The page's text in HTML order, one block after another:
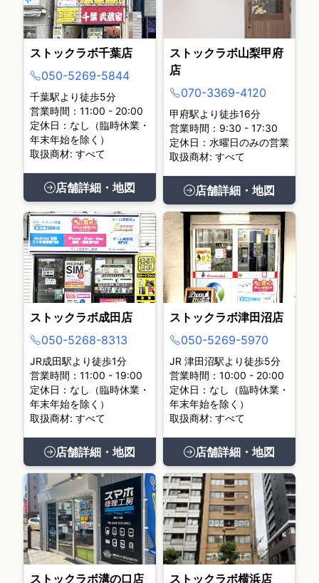
ストックラボ千葉店
050-5269-5844
千葉駅より徒歩5分
営業時間：11:00 - 20:00
定休日：なし（臨時休業・
年末年始を除く）
取扱商材: すべて
店舗詳細・地図
ストックラボ山梨甲府
店
070-3369-4120
甲府駅より徒歩16分
営業時間：9:30 - 17:30
定休日：水曜日のみの営業
取扱商材: すべて
店舗詳細・地図
ストックラボ成田店
050-5268-8313
JR成田駅より徒歩1分
営業時間：11:00 - 19:00
定休日：なし（臨時休業・
年末年始を除く）
取扱商材: すべて
店舗詳細・地図
ストックラボ津田沼店
050-5269-5970
JR 津田沼駅より徒歩5分
営業時間：10:00 - 20:00
定休日：なし（臨時休業・
年末年始を除く）
取扱商材: すべて
店舗詳細・地図
ストックラボ溝の口店 ストックラボ横浜店